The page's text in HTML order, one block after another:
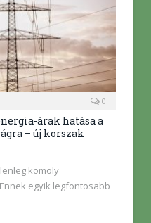
0
árak hatása a
– új korszak
komoly
egyik legfontosabb